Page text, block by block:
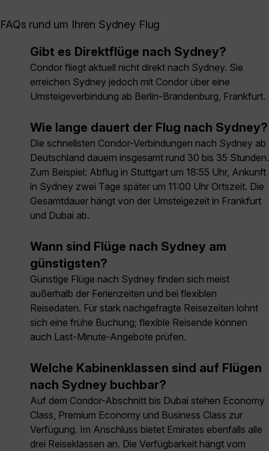
FAQs rund um Ihren Sydney Flug
Gibt es Direktflüge nach Sydney?
Condor fliegt aktuell nicht direkt nach Sydney. Sie
erreichen Sydney jedoch mit Condor über eine
Umsteigeverbindung ab Berlin-Brandenburg, Frankfurt.
Wie lange dauert der Flug nach Sydney?
Die schnellsten Condor-Verbindungen nach Sydney ab
Deutschland dauern insgesamt rund 30 bis 35 Stunden.
Zum Beispiel: Abflug in Stuttgart um 18:55 Uhr, Ankunft
in Sydney zwei Tage später um 11:00 Uhr Ortszeit. Die
Gesamtdauer hängt von der Umsteigezeit in Frankfurt
und Dubai ab.
Wann sind Flüge nach Sydney am
günstigsten?
Günstige Flüge nach Sydney finden sich meist
außerhalb der Ferienzeiten und bei flexiblen
Reisedaten. Für stark nachgefragte Reisezeiten lohnt
sich eine frühe Buchung; flexible Reisende können
auch Last-Minute-Angebote prüfen.
Welche Kabinenklassen sind auf Flügen
nach Sydney buchbar?
Auf dem Condor-Abschnitt bis Dubai stehen Economy
Class, Premium Economy und Business Class zur
Verfügung. Im Anschluss bietet Emirates ebenfalls alle
drei Reiseklassen an. Die Verfügbarkeit hängt vom